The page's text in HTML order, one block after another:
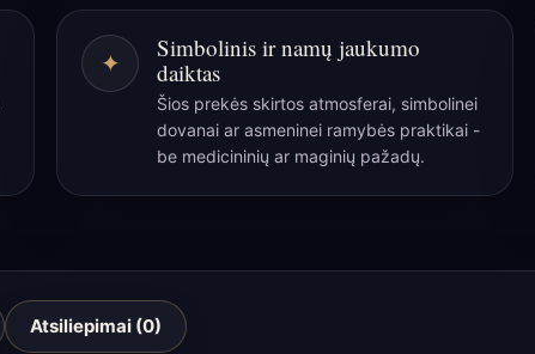
aliejus
50
✦
Simbolinis ir namų jaukumo
daiktas
Šios prekės skirtos atmosferai, simbolinei
dovanai ar asmeninei ramybės praktikai -
be medicininių ar maginių pažadų.
Atsiliepimai (0)